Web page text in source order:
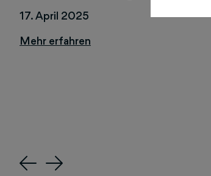
17. April 2025
Previous
Next